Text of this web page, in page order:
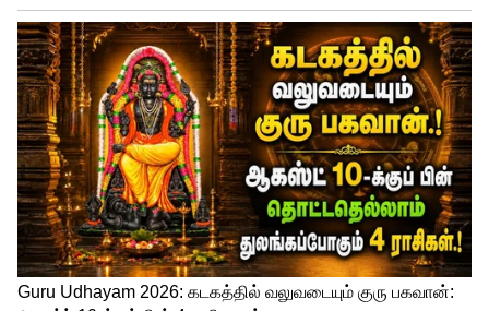
Train: ரயிலில் உங்கள் உடைமைகளை
தவறவிட்டால் என்ன செய்ய வேண்டும்?
திரும்ப பெறுவது எப்படி? வழிமுறைகள்
இதோ.!
3
3
Image Credit : AI Image